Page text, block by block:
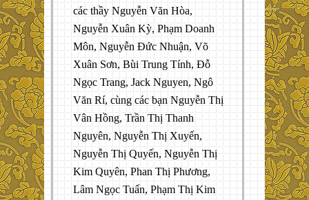
các thầy Nguyễn Văn Hòa,
Nguyễn Xuân Kỳ, Phạm Doanh
Môn, Nguyễn Đức Nhuận, Võ
Xuân Sơn, Bùi Trung Tính, Đỗ
Ngọc Trang, Jack Nguyen, Ngô
Văn Rí, cùng các bạn Nguyễn Thị
Vân Hồng, Trần Thị Thanh
Nguyên, Nguyễn Thị Xuyến,
Nguyễn Thị Quyến, Nguyễn Thị
Kim Quyên, Phan Thị Phương,
Lâm Ngọc Tuấn, Phạm Thị Kim